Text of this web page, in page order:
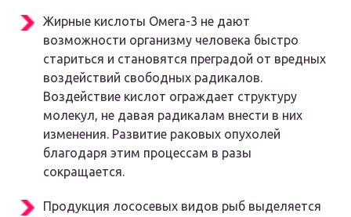
Жирные кислоты Омега-3 не дают
возможности организму человека быстро
стариться и становятся преградой от вредных
воздействий свободных радикалов.
Воздействие кислот ограждает структуру
молекул, не давая радикалам внести в них
изменения. Развитие раковых опухолей
благодаря этим процессам в разы
сокращается.
Продукция лососевых видов рыб выделяется